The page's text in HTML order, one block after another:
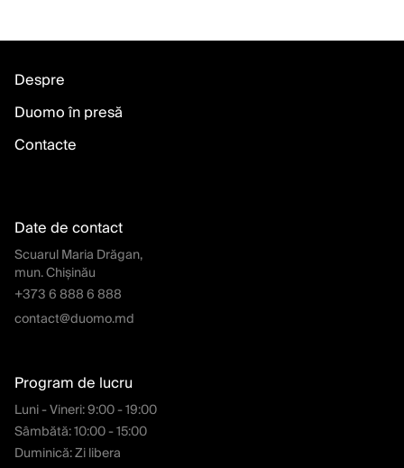
Despre
Duomo în presă
Contacte
Date de contact
Scuarul Maria Drăgan,
mun. Chișinău
+373 6 888 6 888
contact@duomo.md
Program de lucru
Luni - Vineri: 9:00 - 19:00
Sâmbătă: 10:00 - 15:00
Duminică: Zi libera